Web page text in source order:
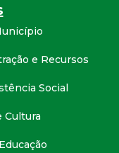
e Recursos
Social
Cultura